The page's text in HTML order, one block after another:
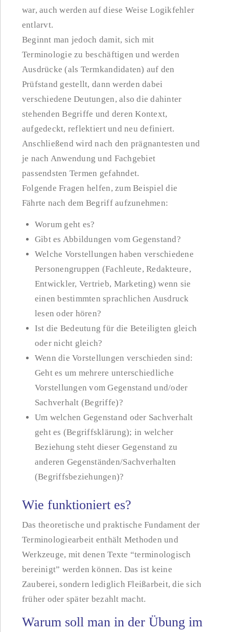
war, auch werden auf diese Weise Logikfehler
entlarvt.
Beginnt man jedoch damit, sich mit
Terminologie zu beschäftigen und werden
Ausdrücke (als Termkandidaten) auf den
Prüfstand gestellt, dann werden dabei
verschiedene Deutungen, also die dahinter
stehenden Begriffe und deren Kontext,
aufgedeckt, reflektiert und neu definiert.
Anschließend wird nach den prägnantesten und
je nach Anwendung und Fachgebiet
passendsten Termen gefahndet.
Folgende Fragen helfen, zum Beispiel die
Fährte nach dem Begriff aufzunehmen:
Worum geht es?
Gibt es Abbildungen vom Gegenstand?
Welche Vorstellungen haben verschiedene
Personengruppen (Fachleute, Redakteure,
Entwickler, Vertrieb, Marketing) wenn sie
einen bestimmten sprachlichen Ausdruck
lesen oder hören?
Ist die Bedeutung für die Beteiligten gleich
oder nicht gleich?
Wenn die Vorstellungen verschieden sind:
Geht es um mehrere unterschiedliche
Vorstellungen vom Gegenstand und/oder
Sachverhalt (Begriffe)?
Um welchen Gegenstand oder Sachverhalt
geht es (Begriffsklärung); in welcher
Beziehung steht dieser Gegenstand zu
anderen Gegenständen/Sachverhalten
(Begriffsbeziehungen)?
Wie funktioniert es?
Das theoretische und praktische Fundament der
Terminologiearbeit enthält Methoden und
Werkzeuge, mit denen Texte “terminologisch
bereinigt” werden können. Das ist keine
Zauberei, sondern lediglich Fleißarbeit, die sich
früher oder später bezahlt macht.
Warum soll man in der Übung im